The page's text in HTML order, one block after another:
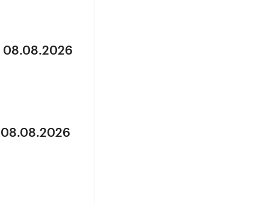
08.08.2026
08.08.2026